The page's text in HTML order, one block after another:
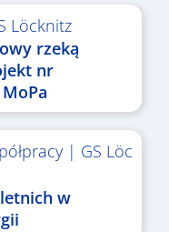
Löcknitz
rzeką
nr
| GS Löc
w